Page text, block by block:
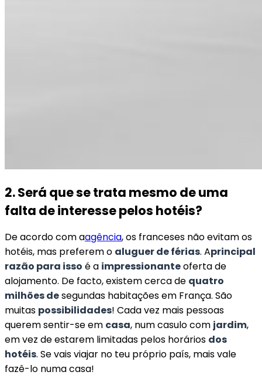
2. Será que se trata mesmo de uma
falta de interesse pelos hotéis?
De acordo com aagência, os franceses não evitam os
hotéis, mas preferem o aluguer de férias. Aprincipal
razão para isso é a impressionanteoferta de
alojamento. De facto, existem cerca de quatro
milhões desegundas habitações em França. São
muitas possibilidades! Cada vez mais pessoas
querem sentir-se em casa, num casulo com jardim,
em vez de estarem limitadas pelos horários dos
hotéis. Se vais viajar no teu próprio país, mais vale
fazê-lo numa casa!